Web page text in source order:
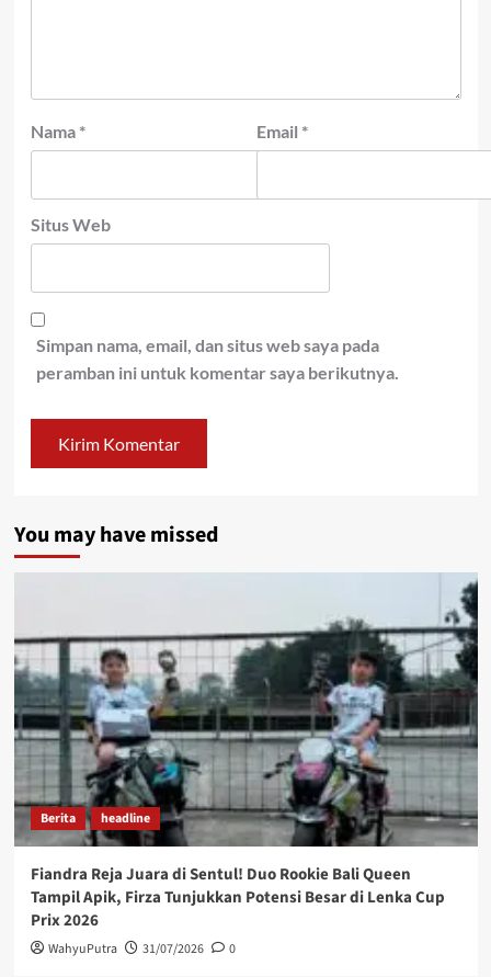
Nama * Email *
Situs Web
Simpan nama, email, dan situs web saya pada
peramban ini untuk komentar saya berikutnya.
You may have missed
Berita headline
Fiandra Reja Juara di Sentul! Duo Rookie Bali Queen
Tampil Apik, Firza Tunjukkan Potensi Besar di Lenka Cup
Prix 2026
WahyuPutra 31/07/2026 0